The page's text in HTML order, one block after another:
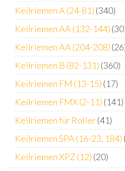
Keilriemen A (24-81) (340)
Keilriemen AA (132-144)
Keilriemen AA (204-208)
Keilriemen B (82-131) (360)
Keilriemen FM (13-15) (17)
Keilriemen FMX (2-11) (141)
Keilriemen für Roller(41)
Keilriemen SPA (16-23, 184)
Keilriemen XPZ (12) (20)